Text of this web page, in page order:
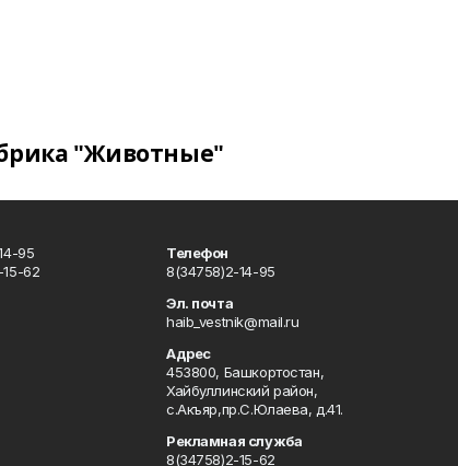
"Животные"
95
62
Телефон
8(34758)2-14-95
Эл. почта
haib_vestnik@mail.ru
Адрес
453800, Башкортостан,
Хайбуллинский район,
с.Акъяр,пр.С.Юлаева, д.41.
Рекламная служба
8(34758)2-15-62